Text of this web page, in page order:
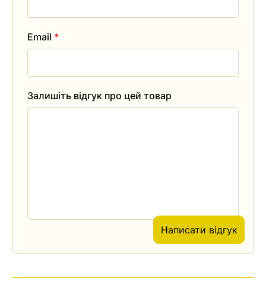
Залишіть відгук про цей товар
Email *
Написати відгук